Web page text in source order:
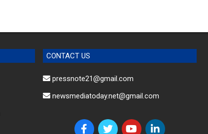
CONTACT US
pressnote21@gmail.com
newsmediatoday.net@gmail.com